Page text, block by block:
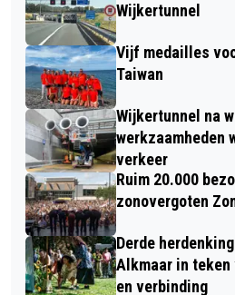
Wijkertunnel
Vijf medailles
Taiwan
Wijkertunnel na
werkzaamheden
verkeer
Ruim 20.000
zonovergoten
Derde
Alkmaar in teken
en verbinding